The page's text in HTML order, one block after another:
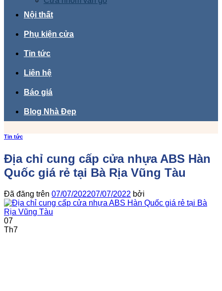
Nội thất
Phụ kiện cửa
Tin tức
Liên hệ
Báo giá
Blog Nhà Đẹp
Tin tức
Địa chỉ cung cấp cửa nhựa ABS Hàn
Quốc giá rẻ tại Bà Rịa Vũng Tàu
Đã đăng trên 07/07/202207/07/2022 bởi
07
Th7